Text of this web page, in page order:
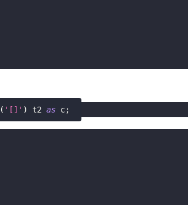
( '[]' ) t2 as c;